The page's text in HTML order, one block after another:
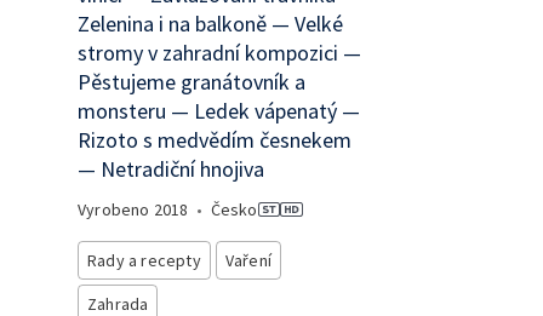
Zelenina i na balkoně — Velké
stromy v zahradní kompozici —
Pěstujeme granátovník a
monsteru — Ledek vápenatý —
Rizoto s medvědím česnekem
— Netradiční hnojiva
Vyrobeno 2018 • Česko
Rady a recepty
Vaření
Zahrada